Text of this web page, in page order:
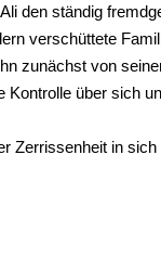
den ständig
verschüttete
zunächst von
über sich
Zerrissenheit in